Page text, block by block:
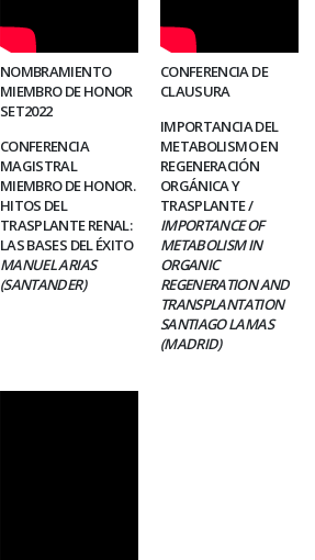
NOMBRAMIENTO
MIEMBRO DE HONOR
SET2022
CONFERENCIA
MAGISTRAL
MIEMBRO DE HONOR.
HITOS DEL
TRASPLANTE RENAL:
LAS BASES DEL ÉXITO
MANUEL ARIAS
(SANTANDER)
CONFERENCIA DE
CLAUSURA
IMPORTANCIA DEL
METABOLISMO EN
REGENERACIÓN
ORGÁNICA Y
TRASPLANTE /
IMPORTANCE OF
METABOLISM IN
ORGANIC
REGENERATION AND
TRANSPLANTATION
SANTIAGO LAMAS
(MADRID)